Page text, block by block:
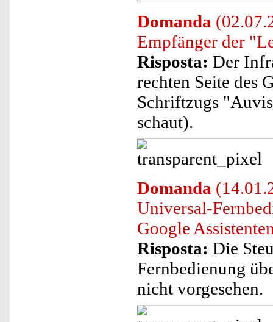
Domanda
Empfänger der
Risposta: Der
rechten Seite des
Schriftzugs
schaut).
Domanda
Universal-
Google
Risposta: Die
Fernbedienung
nicht vorgesehen.